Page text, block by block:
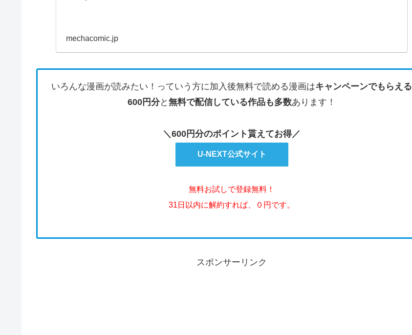
mechacomic.jp
いろんな漫画が読みたい！っていう方に加入後無料で読める漫画はキャンペーンでもらえる
600円分と 無料で配信している作品も多数あります！
＼600円分のポイント貰えてお得／
U-NEXT公式サイト
無料お試しで登録無料！
31日以内に解約すれば、０円です。
スポンサーリンク